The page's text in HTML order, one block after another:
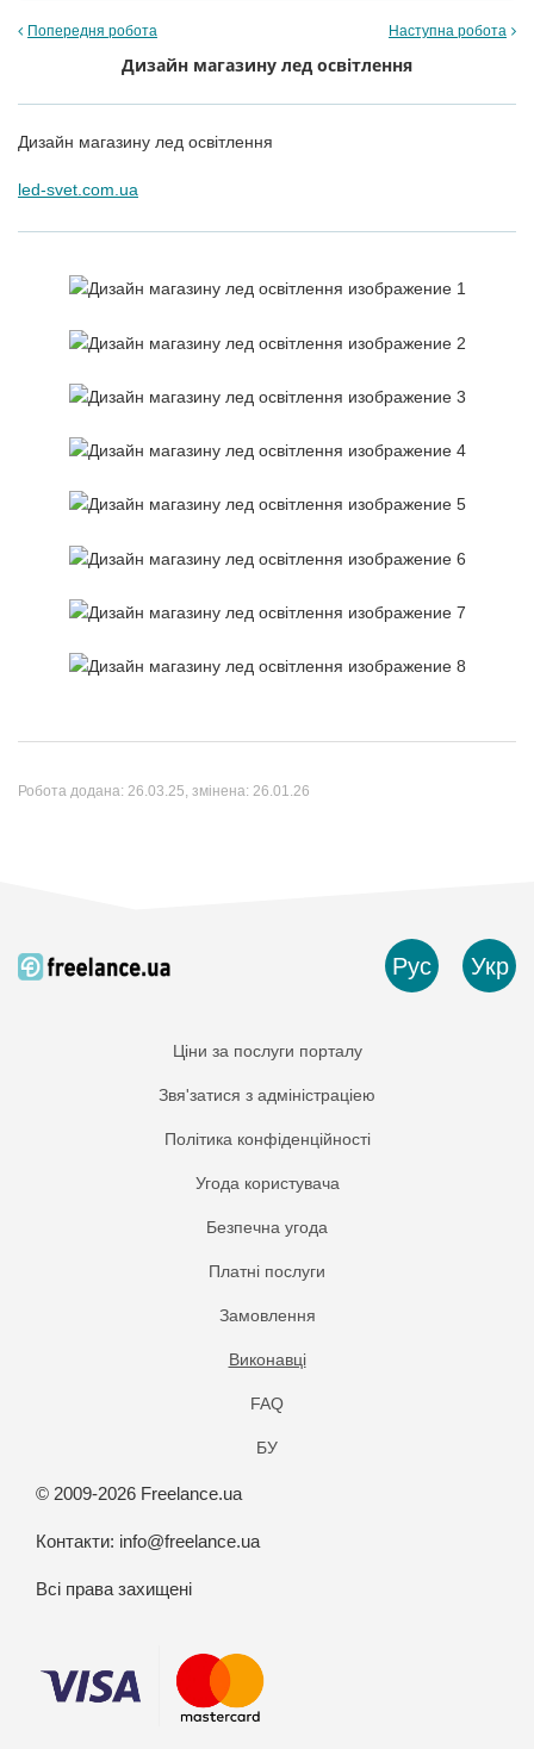
Попередня робота Наступна робота
Дизайн магазину лед освітлення
Дизайн магазину лед освітлення
led-svet.com.ua
Робота додана: 26.03.25, змінена: 26.01.26
Рус Укр
Ціни за послуги порталу
Звя'затися з адміністраціею
Політика конфіденційності
Угода користувача
Безпечна угода
Платнi послуги
Замовлення
Виконавці
FAQ
БУ
© 2009-2026 Freelance.ua
Контакти: info@freelance.ua
Всі права захищені